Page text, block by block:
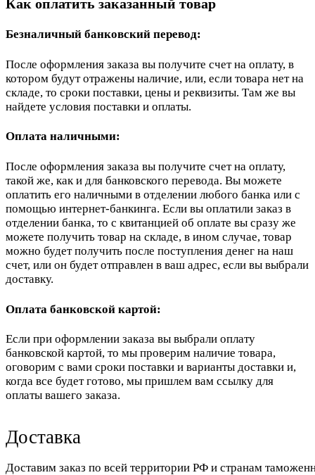
Как оплатить заказанный товар
Безналичный банковский перевод:
После оформления заказа вы получите счет на оплату, в
котором будут отражены наличие, или, если товара нет на
складе, то сроки поставки, цены и реквизиты. Там же вы
найдете условия поставки и оплаты.
Оплата наличными:
После оформления заказа вы получите счет на оплату,
такой же, как и для банковского перевода. Вы можете
оплатить его наличными в отделении любого банка или с
помощью интернет-банкинга. Если вы оплатили заказ в
отделении банка, то с квитанцией об оплате вы сразу же
можете получить товар на складе, в ином случае, товар
можно будет получить после поступления денег на наш
счет, или он будет отправлен в ваш адрес, если вы выбрали
доставку.
Оплата банковской картой:
Если при оформлении заказа вы выбрали оплату
банковской картой, то мы проверим наличие товара,
оговорим с вами сроки поставки и варианты доставки и,
когда все будет готово, мы пришлем вам ссылку для
оплаты вашего заказа.
Доставка
Доставим заказ по всей территории РФ и странам